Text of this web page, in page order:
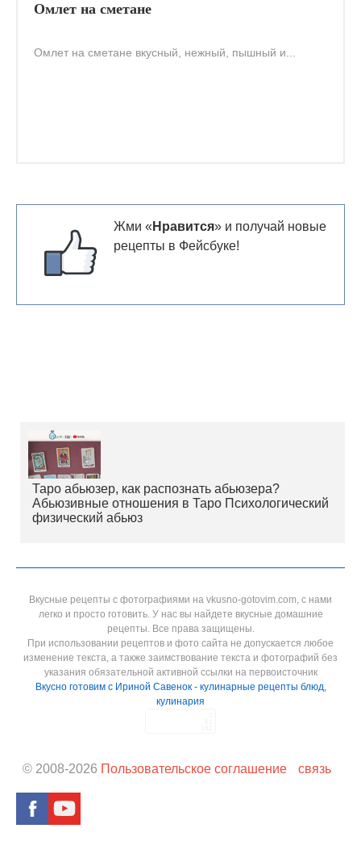
Омлет на сметане
Омлет на сметане вкусный, нежный, пышный и...
Жми « Нравится» и получай новые
рецепты в Фейсбуке!
Таро абьюзер, как распознать абьюзера?
Абьюзивные отношения в Таро Психологический
физический абьюз
Вкусные рецепты с фотографиями на vkusno-gotovim.com, с нами
легко и просто готовить. У нас вы найдете вкусные домашние
рецепты. Все права защищены.
При использовании рецептов и фото сайта не допускается любое
изменение текста, а также заимствование текста и фотографий без
указания обязательной активной ссылки на первоисточник
Вкусно готовим с Ириной Савенок - кулинарные рецепты блюд,
кулинария
© 2008-2026 Пользовательское соглашение связь